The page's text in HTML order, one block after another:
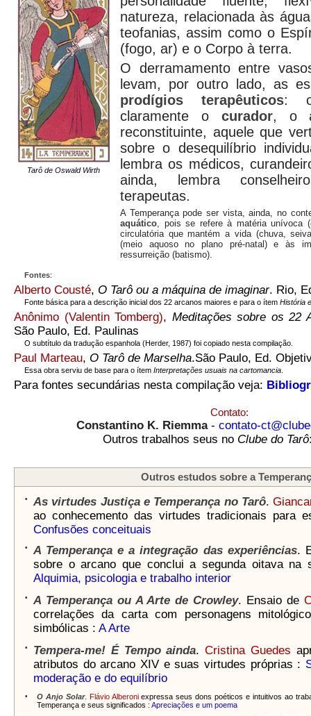
Tarô de Oswald Wirth
natureza, relacionada às
teofanias, assim como o
(fogo, ar) e o Corpo à terra.
O derramamento entre
levam, por outro lado, as
prodígios terapêuticos:
claramente o curador, o
reconstituinte, aquele que
sobre o desequilíbrio
lembra os médicos,
ainda, lembra
terapeutas.
A Temperança pode ser vista, ainda, no
aquático, pois se refere à matéria unívoca
circulatória que mantém a vida (chuva,
(meio aquoso no plano pré-natal) e às
ressurreição (batismo).
Fontes:
Alberto Cousté, O Tarô ou a máquina de imaginar. Rio,
Fonte básica para a descrição inicial dos 22 arcanos maiores e para o ítem História
Anônimo (Valentin Tomberg), Meditações sobre os 22
São Paulo, Ed. Paulinas
O subtítulo da tradução espanhola (Herder, 1987) foi copiado nesta compilação.
Paul Marteau, O Tarô de Marselha.São Paulo, Ed.
Essa obra serviu de base para o ítem Interpretações usuais na cartomancia
Para fontes secundárias nesta compilação veja:
Contato:
Constantino K. Riemma - contato-
Outros trabalhos seus no Clube do Tarô
Outros estudos sobre a
• As virtudes Justiça e Temperança no Tarô.
ao conhecemento das virtudes tradicionais para
Confusões conceituais
• A Temperança e a integração das experiências.
sobre o arcano que conclui a segunda oitava na
Alquimia, psicologia e trabalho interior
• A Temperança ou A Arte de Crowley. Ensaio de
correlações da carta com personagens
simbólicas : A Arte
• Tempera-me! É Tempo ainda.Cristina Guedes
atributos do arcano XIV e suas virtudes próprias :
moderação e do equilíbrio
• O Anjo Solar. Flávio Alberoniexpressa seus dons poéticos e intuitivos ao
Temperança e seus significados : Apreciações e um poema